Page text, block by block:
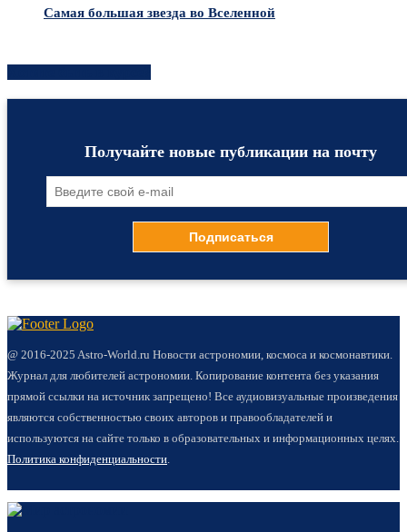
Самая большая звезда во Вселенной
Получайте новые публикации на почту
@ 2016-2025 Astro-World.ru Новости астрономии, космоса и космонавтики.
Журнал для любителей астрономии. Копирование контента без указания
прямой ссылки на источник запрещено! Все аудиовизуальные произведения
являются собственностью своих авторов и правообладателей и
используются на сайте только в образовательных и информационных целях.
Политика конфиденциальности.